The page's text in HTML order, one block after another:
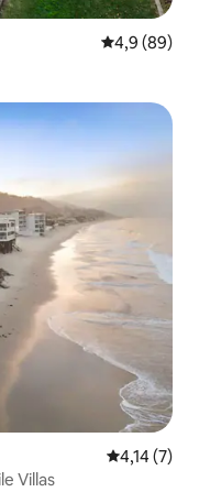
4,9 de uma
4,9 (89)
4,14 de
4,14 (7)
Villas